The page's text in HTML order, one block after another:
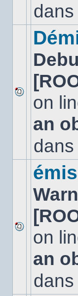
dansdans
Aucun
nouveau
message
non-
dans
sujet.
on
an
dans
Aucun
nouveau
message
non-
dans
on
an
dans